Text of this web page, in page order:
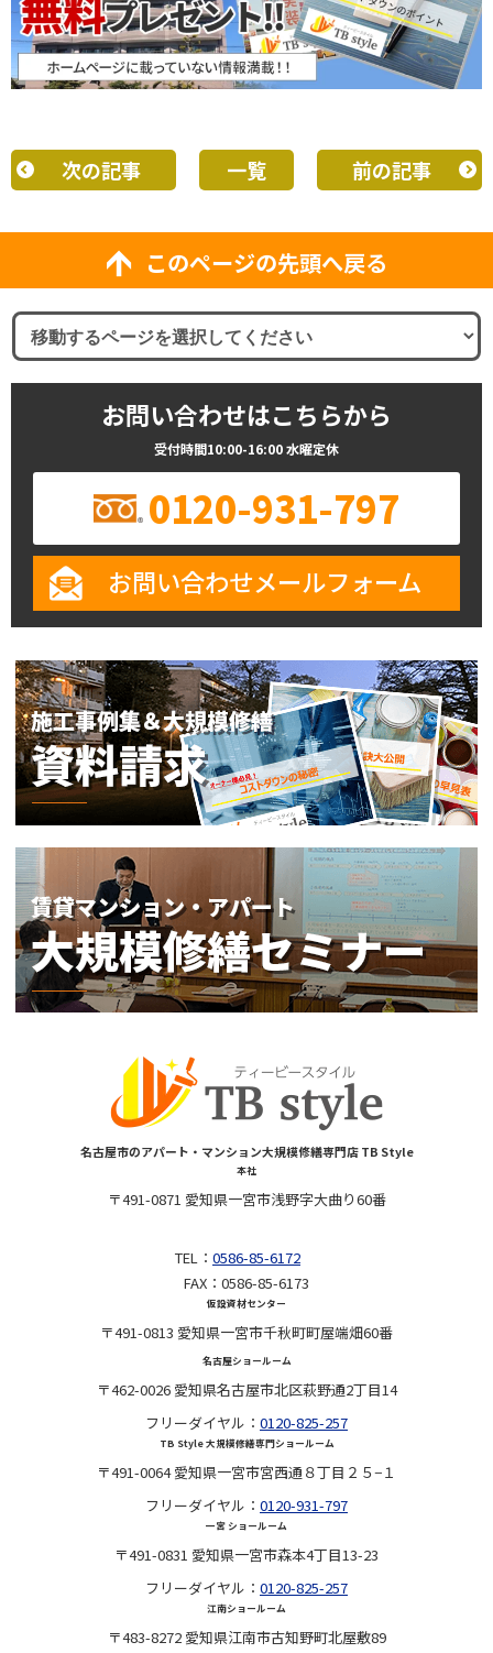
次の記事 一覧 前の記事
このページの先頭へ戻る
お問い合わせはこちらから
受付時間10:00-16:00 水曜定休
0120-931-797
お問い合わせメールフォーム
名古屋市のアパート・マンション大規模修繕専門店 TB Style
本社
〒491-0871 愛知県一宮市浅野字大曲り60番
TEL： 0586-85-6172
FAX：0586-85-6173
仮設資材センター
〒491-0813 愛知県一宮市千秋町町屋端畑60番
名古屋ショールーム
〒462-0026 愛知県名古屋市北区萩野通2丁目14
フリーダイヤル： 0120-825-257
TB Style 大規模修繕専門ショールーム
〒491-0064 愛知県一宮市宮西通８丁目２５−１
フリーダイヤル： 0120-931-797
一宮 ショールーム
〒491-0831 愛知県一宮市森本4丁目13-23
フリーダイヤル： 0120-825-257
江南ショールーム
〒483-8272 愛知県江南市古知野町北屋敷89